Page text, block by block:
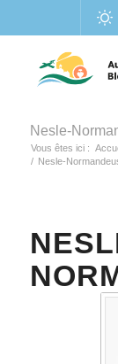
Nesle-
Vous êtes ici :
/ Nesle-